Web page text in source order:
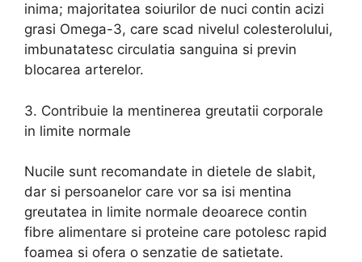
inima; majoritatea soiurilor de nuci contin acizi
grasi Omega-3, care scad nivelul colesterolului,
imbunatatesc circulatia sanguina si previn
blocarea arterelor.
3. Contribuie la mentinerea greutatii corporale
in limite normale
Nucile sunt recomandate in dietele de slabit,
dar si persoanelor care vor sa isi mentina
greutatea in limite normale deoarece contin
fibre alimentare si proteine care potolesc rapid
foamea si ofera o senzatie de satietate.